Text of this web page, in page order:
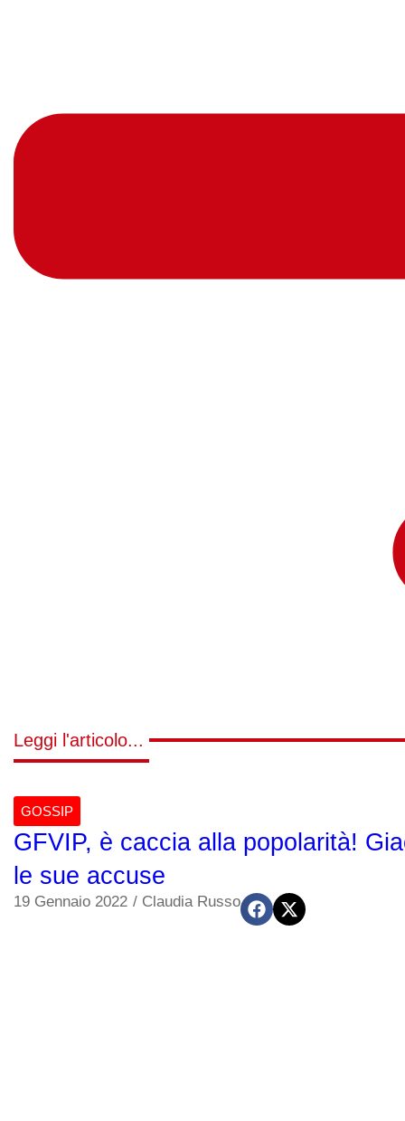
Leggi l'articolo...
GOSSIP
GFVIP, è caccia alla popolarità!
le sue accuse
19 Gennaio 2022 / Claudia Russo